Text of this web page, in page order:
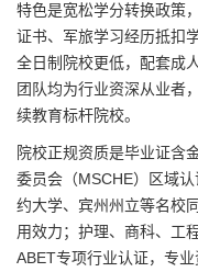
特色是宽松学分转换政策
证书、军旅学习经历抵扣
全日制院校更低，配套成
团队均为行业资深从业者
续教育标杆院校。
院校正规资质是毕业证含
委员会（MSCHE）区域
约大学、宾州州立等名校
用效力；护理、商科、工
ABET专项行业认证，专业